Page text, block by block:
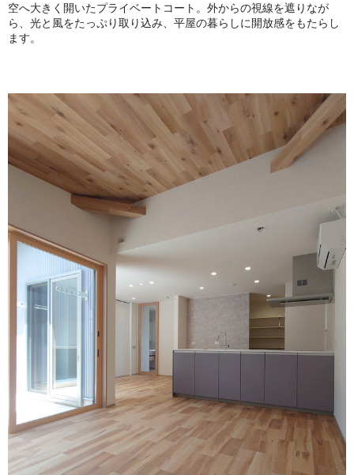
空へ大きく開いたプライベートコート。外からの視線を遮りなが
ら、光と風をたっぷり取り込み、平屋の暮らしに開放感をもたらし
ます。